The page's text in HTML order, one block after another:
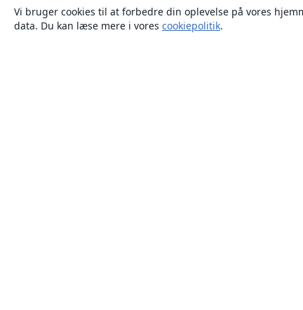
Vi bruger cookies til at forbedre din oplevelse på vores
data. Du kan læse mere i vores cookiepolitik.